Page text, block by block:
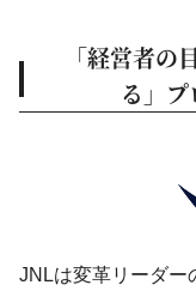
「経営者
る」
JNLは変革リーダー